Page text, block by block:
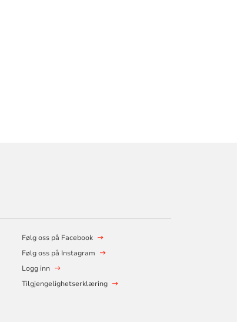
Følg oss på Facebook
Følg oss på Instagram
Logg inn
Tilgjengelighetserklæring